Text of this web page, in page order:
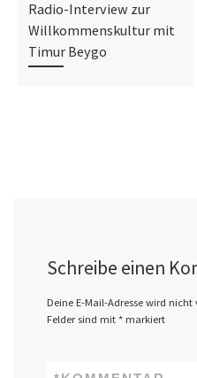
Radio-Interview zur
Willkommenskultur mit
Timur Beygo
Schreibe einen
Deine E-Mail-Adresse wird
Felder sind mit *markiert